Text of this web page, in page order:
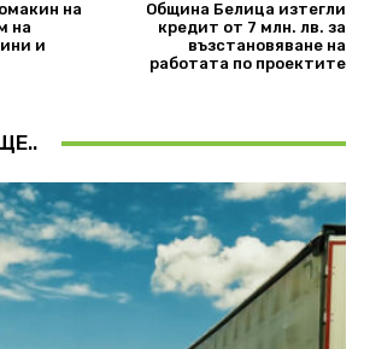
на
на
и
Община Белица изтегли
кредит от 7 млн. лв. за
възстановяване на
работата по проектите